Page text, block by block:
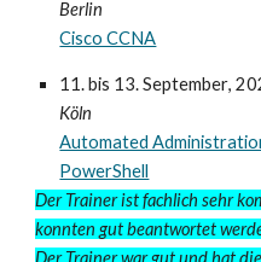
Berlin
Cisco CCNA
11. bis 13.September,
Köln
Automated
PowerShell
Der Trainer ist fachlich sehr
konnten gut beantwortet
Der Trainer war gut und hat